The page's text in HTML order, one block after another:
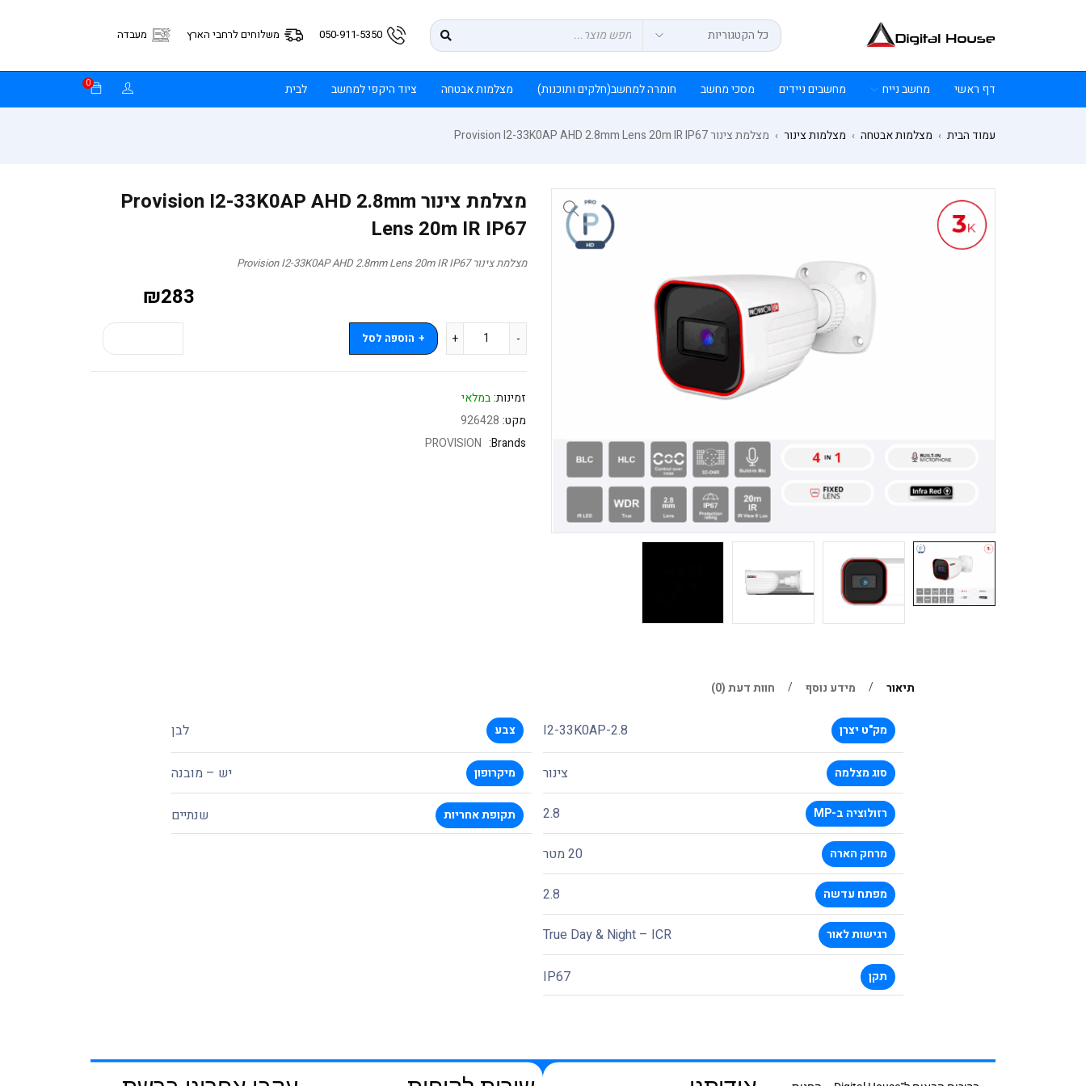
050-911-5350 משלוחים לרחבי הארץ מעבדה
דף ראשי מחשב נייח מחשבים ניידים מסכי מחשב חומרה למחשב(חלקים ותוכנות) מצלמות אבטחה ציוד היקפי למחשב לבית 0
עמוד הבית › מצלמות אבטחה › מצלמות צינור › מצלמת צינור Provision I2-33K0AP AHD 2.8mm Lens 20m IR IP67
מצלמת צינור Provision I2-33K0AP AHD 2.8mm
Lens 20m IR IP67
מצלמת צינור Provision I2-33K0AP AHD 2.8mm Lens 20m IR IP67
₪283
הוספה לסל
זמינות:במלאי
מקט: 926428
Brands:
PROVISION
תיאור מידע נוסף חוות דעת (0)
מק"ט יצרן I2-33K0AP-2.8
סוג מצלמה צינור
רזולוציה ב-MP 2.8
מרחק הארה 20 מטר
מפתח עדשה 2.8
רגישות לאור True Day & Night – ICR
תקן IP67
צבע לבן
מיקרופון יש – מובנה
תקופת אחריות שנתיים